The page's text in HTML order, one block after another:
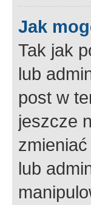
Jak
Tak jak
lub
post w
jeszcze
lub